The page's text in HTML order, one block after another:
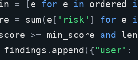
= [e for e in ordered
= sum(e [ "risk" ] for e
>= min_score and len
findings . append ({ "user" :